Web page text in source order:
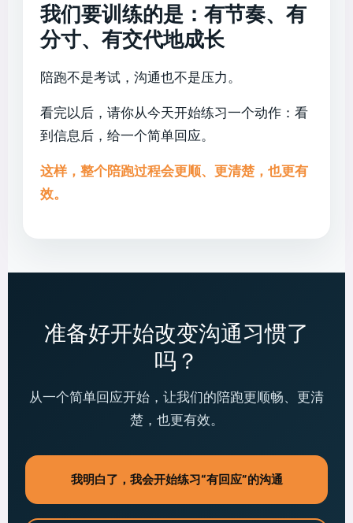
我们要训练的是：有节奏、有
分寸、有交代地成长
陪跑不是考试，沟通也不是压力。
看完以后，请你从今天开始练习一个动作：看
到信息后，给一个简单回应。
这样，整个陪跑过程会更顺、更清楚，也更有
效。
准备好开始改变沟通习惯了
吗？
从一个简单回应开始，让我们的陪跑更顺畅、更清
楚，也更有效。
我明白了，我会开始练习“有回应”的沟通